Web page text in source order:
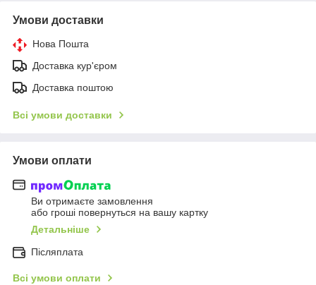
Умови доставки
Нова Пошта
Доставка кур'єром
Доставка поштою
Всі умови доставки
Умови оплати
Ви отримаєте замовлення
або гроші повернуться на вашу картку
Детальніше
Післяплата
Всі умови оплати